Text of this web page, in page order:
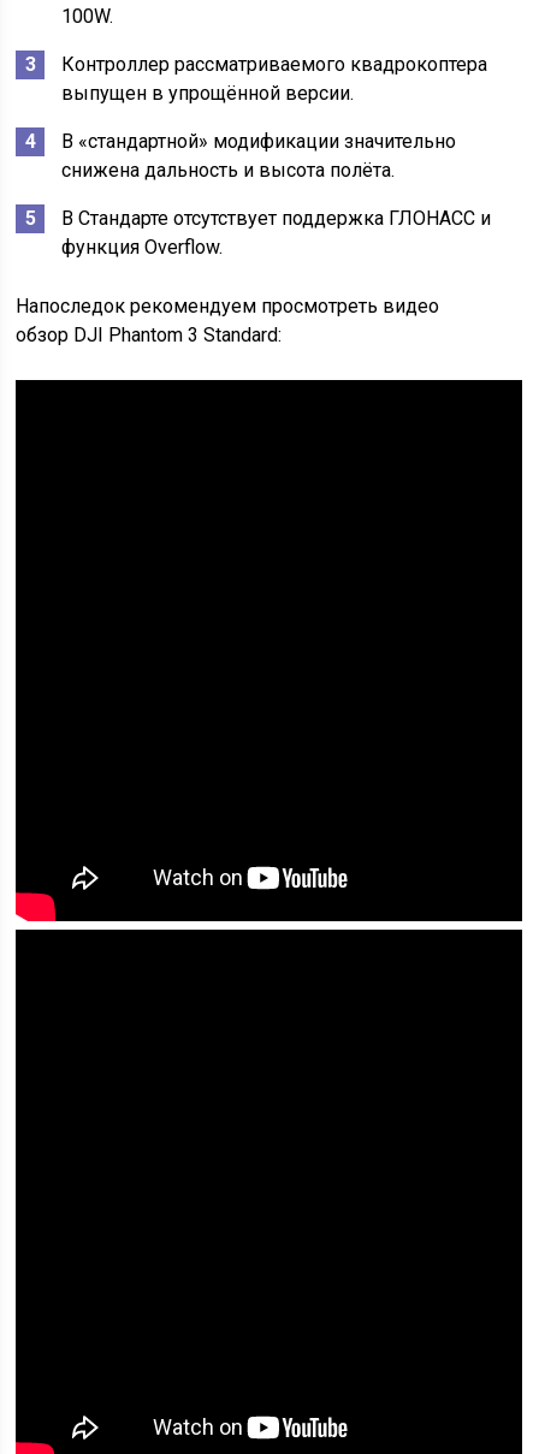
100W.
Контроллер рассматриваемого квадрокоптера
выпущен в упрощённой версии.
В «стандартной» модификации значительно
снижена дальность и высота полёта.
В Стандарте отсутствует поддержка ГЛОНАСС и
функция Overflow.
Напоследок рекомендуем просмотреть видео
обзор DJI Phantom 3 Standard: